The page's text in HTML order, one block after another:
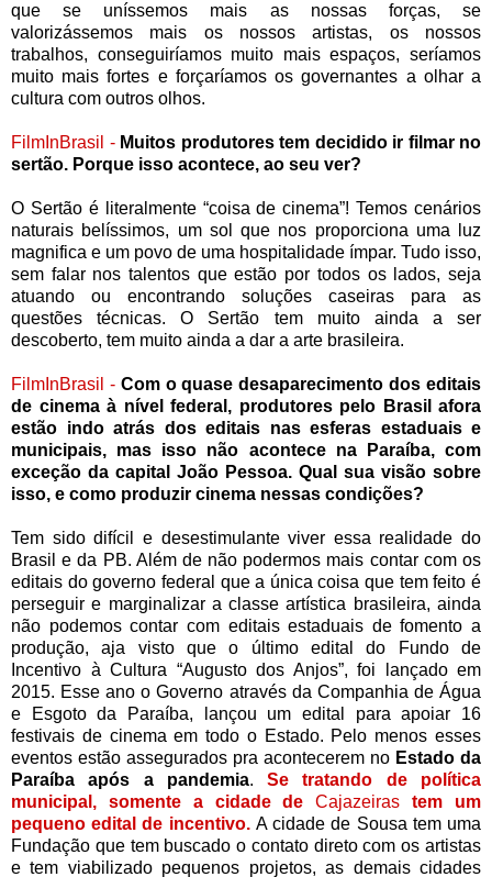
que se uníssemos mais as nossas forças, se
valorizássemos mais os nossos artistas, os nossos
trabalhos, conseguiríamos muito mais espaços, seríamos
muito mais fortes e forçaríamos os governantes a olhar a
cultura com outros olhos.
FilmInBrasil - Muitos produtores tem decidido ir filmar no
sertão. Porque isso acontece, ao seu ver?
O Sertão é literalmente “coisa de cinema”! Temos cenários
naturais belíssimos, um sol que nos proporciona uma luz
magnifica e um povo de uma hospitalidade ímpar. Tudo isso,
sem falar nos talentos que estão por todos os lados, seja
atuando ou encontrando soluções caseiras para as
questões técnicas. O Sertão tem muito ainda a ser
descoberto, tem muito ainda a dar a arte brasileira.
FilmInBrasil - Com o quase desaparecimento dos editais
de cinema à nível federal, produtores pelo Brasil afora
estão indo atrás dos editais nas esferas estaduais e
municipais, mas isso não acontece na Paraíba, com
exceção da capital João Pessoa. Qual sua visão sobre
isso, e como produzir cinema nessas condições?
Tem sido difícil e desestimulante viver essa realidade do
Brasil e da PB. Além de não podermos mais contar com os
editais do governo federal que a única coisa que tem feito é
perseguir e marginalizar a classe artística brasileira, ainda
não podemos contar com editais estaduais de fomento a
produção, aja visto que o último edital do Fundo de
Incentivo à Cultura “Augusto dos Anjos”, foi lançado em
2015. Esse ano o Governo através da Companhia de Água
e Esgoto da Paraíba, lançou um edital para apoiar 16
festivais de cinema em todo o Estado. Pelo menos esses
eventos estão assegurados pra acontecerem no Estado da
Paraíba após a pandemia.Se tratando de política
municipal, somente a cidade deCajazeiras tem um
pequeno edital de incentivo. A cidade de Sousa tem uma
Fundação que tem buscado o contato direto com os artistas
e tem viabilizado pequenos projetos, as demais cidades